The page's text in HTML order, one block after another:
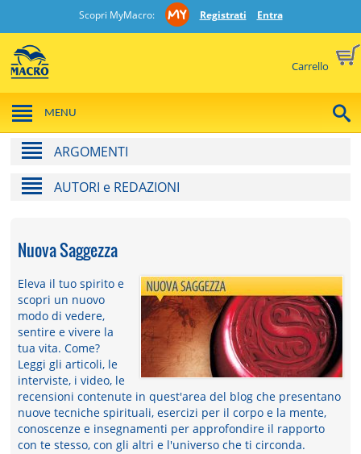
Scopri MyMacro: Registrati Entra
Carrello
MENU
ARGOMENTI
AUTORI e REDAZIONI
Nuova Saggezza
Eleva il tuo spirito e
scopri un nuovo
modo di vedere,
sentire e vivere la
tua vita. Come?
Leggi gli articoli, le
interviste, i video, le
recensioni contenute in quest'area del blog che presentano
nuove tecniche spirituali, esercizi per il corpo e la mente,
conoscenze e insegnamenti per approfondire il rapporto
con te stesso, con gli altri e l'universo che ti circonda.